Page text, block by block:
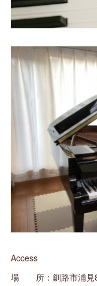
Access
場 所：釧路市浦見8